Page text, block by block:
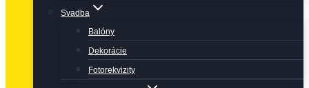
Svadba
Balóny
Dekorácie
Fotorekvizity